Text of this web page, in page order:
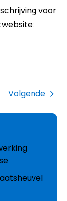
voor
Volgende